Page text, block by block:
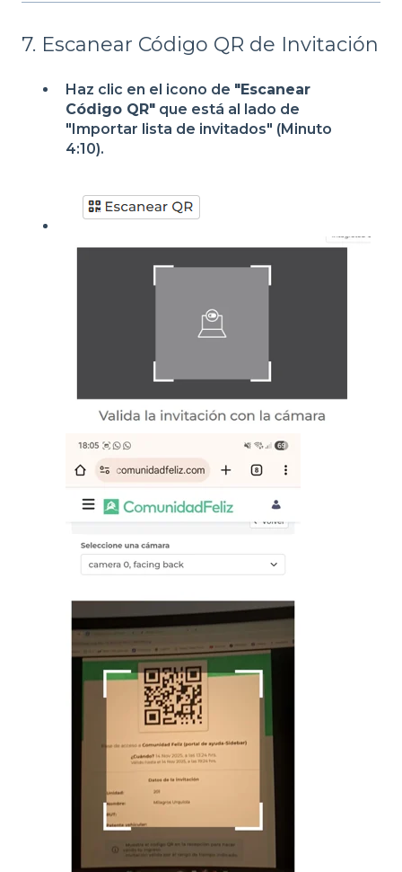
7. Escanear Código QR de Invitación
Haz clic en el icono de "Escanear
Código QR" que está al lado de
"Importar lista de invitados" (Minuto
4:10).